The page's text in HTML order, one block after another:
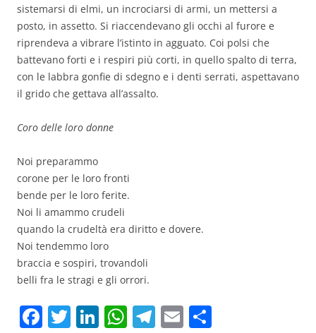
sistemarsi di elmi, un incrociarsi di armi, un mettersi a
posto, in assetto. Si riaccendevano gli occhi al furore e
riprendeva a vibrare l’istinto in agguato. Coi polsi che
battevano forti e i respiri più corti, in quello spalto di terra,
con le labbra gonfie di sdegno e i denti serrati, aspettavano
il grido che gettava all’assalto.
Coro delle loro donne
Noi preparammo
corone per le loro fronti
bende per le loro ferite.
Noi li amammo crudeli
quando la crudeltà era diritto e dovere.
Noi tendemmo loro
braccia e sospiri, trovandoli
belli fra le stragi e gli orrori.
F T Li W T E